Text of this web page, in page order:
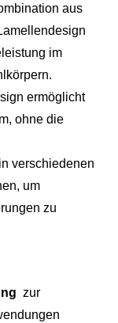
aus
im
ermöglicht
ohne die
verschiedenen
um
zu
zur